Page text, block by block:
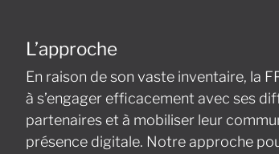
L’approche
En raison de son vaste inventaire, la
à s’engager efficacement avec ses
partenaires et à mobiliser leur
présence digitale. Notre approche